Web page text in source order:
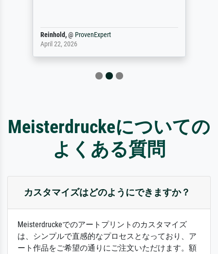
Reinhold,@ ProvenExpert
April 22, 2026
Meisterdruckeについての
よくある質問
カスタマイズはどのようにできますか？
Meisterdruckeでのアートプリントのカスタマイズ
は、シンプルで直感的なプロセスとなっており、ア
ート作品をご希望の通りにご注文いただけます。額